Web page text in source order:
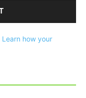
Learn how your